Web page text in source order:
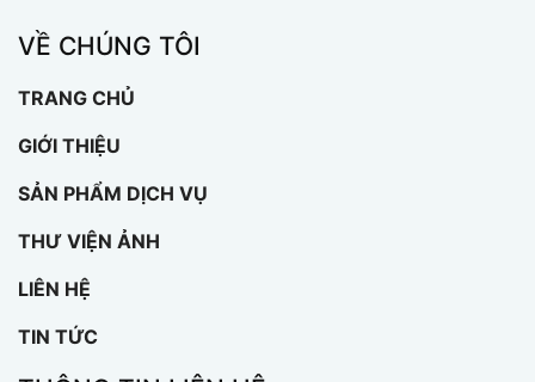
VỀ CHÚNG TÔI
TRANG CHỦ
GIỚI THIỆU
SẢN PHẨM DỊCH VỤ
THƯ VIỆN ẢNH
LIÊN HỆ
TIN TỨC